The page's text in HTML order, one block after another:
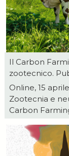
Il Carbon
zootecnico.
Online, 15
Zootecnia e
Carbon